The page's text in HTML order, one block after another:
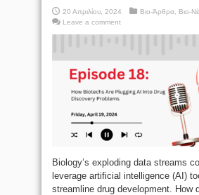
20 Απριλίου, 2024 Βιο-Άρθρα Βιο-
Leave a comment
Biology’s exploding data streams
leverage artificial intelligence (AI)
streamline drug development. How